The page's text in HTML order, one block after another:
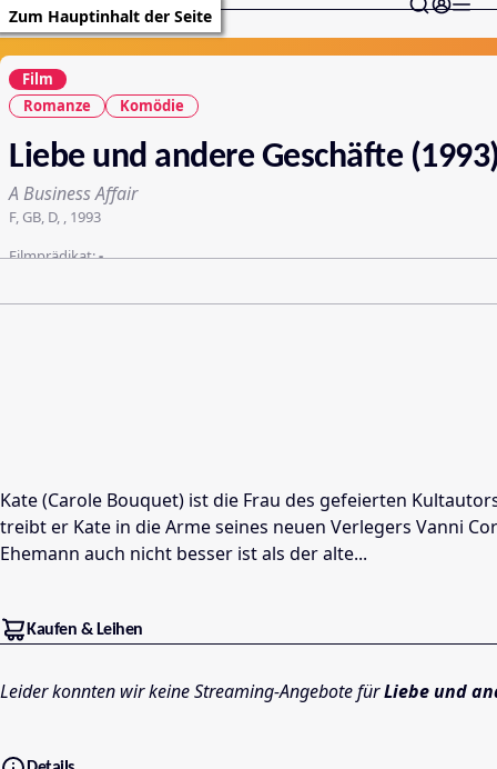
Zum Hauptinhalt der Seite
Film
Romanze
Komödie
Liebe und andere Geschäfte
A Business Affair
F, GB, D, , 1993
Filmprädikat:-
Kate (Carole Bouquet) ist die Frau des gefeierten
treibt er Kate in die Arme seines neuen Verlegers Vanni
Ehemann auch nicht besser ist als der alte...
Kaufen & Leihen
Leider konnten wir keine Streaming-Angebote fürLiebe und